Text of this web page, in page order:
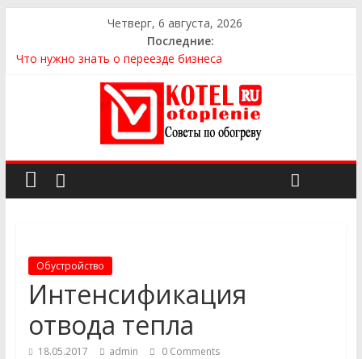
Четверг, 6 августа, 2026
Последние:
Что нужно знать о переезде бизнеса
Как выбрать сантехнику и отопление для дома в
Оренбурге: советы от надёжного поставщика
Как найти идеальный каркасный дом для жизни за городом
и не ошибиться в выборе
Как найти надежного производителя и поставщика ЖБИ
для инженерных строительных проектов
Обустройство
Интенсификация
отвода тепла
18.05.2017 admin 0 Comments